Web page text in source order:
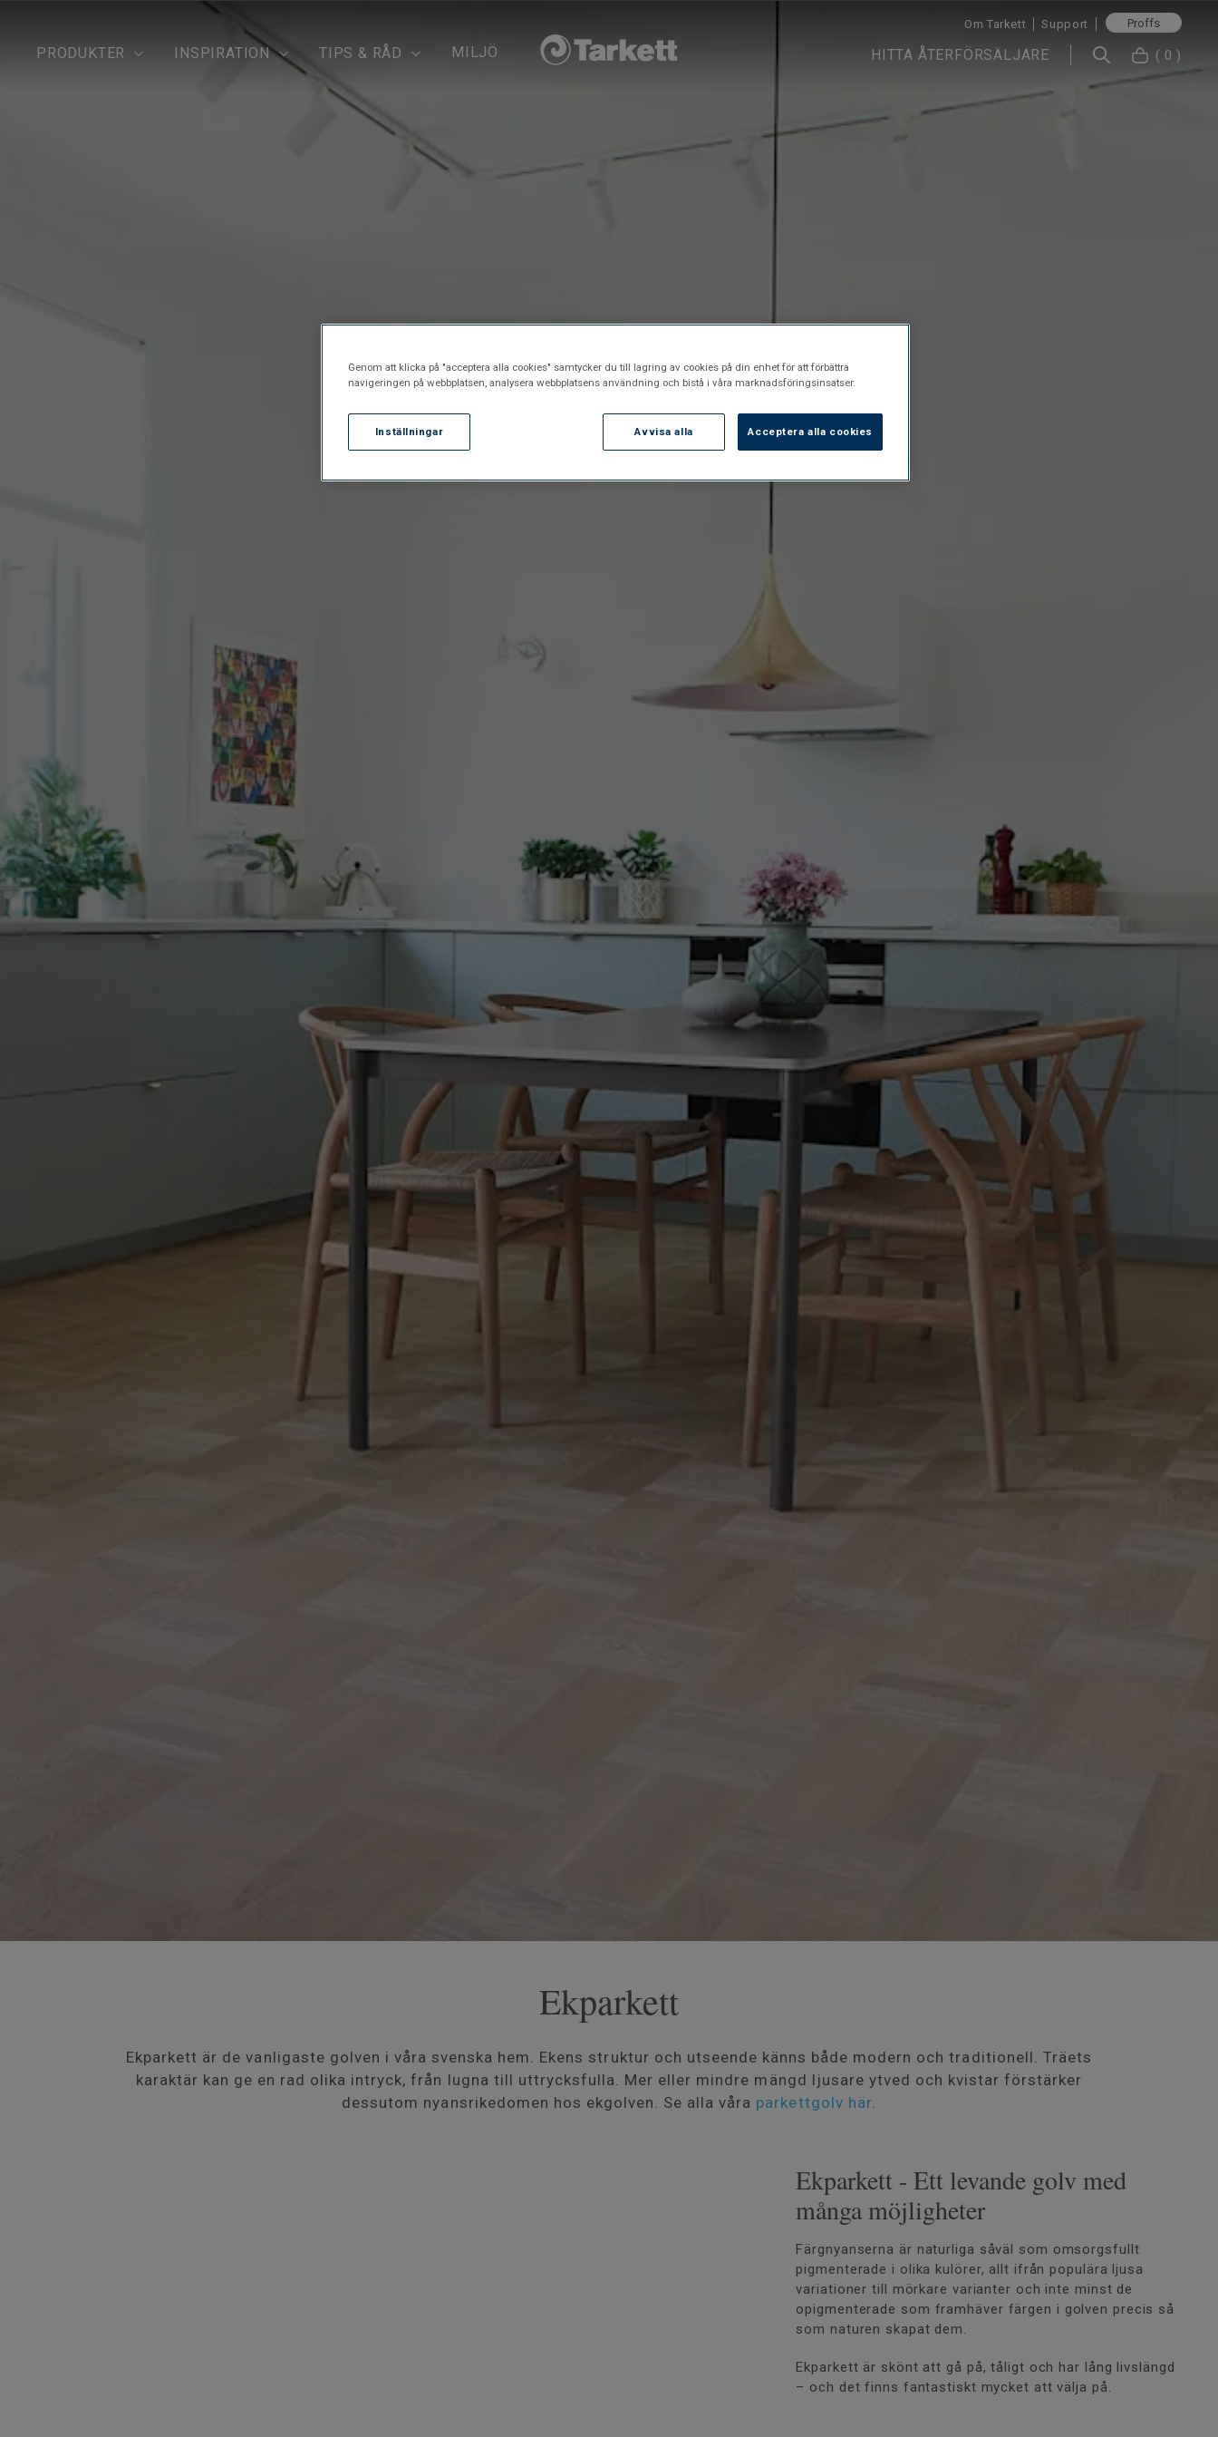
PRODUKTER INSPIRATION TIPS & RÅD MILJÖ
Om Tarkett Support Proffs
HITTA ÅTERFÖRSÄLJARE ( 0 )
Ekparkett
Ekparkett är de vanligaste golven i våra svenska hem. Ekens struktur och utseende känns både modern och traditionell. Träets
karaktär kan ge en rad olika intryck, från lugna till uttrycksfulla. Mer eller mindre mängd ljusare ytved och kvistar förstärker
dessutom nyansrikedomen hos ekgolven. Se alla våra parkettgolv här.
Ekparkett - Ett levande golv med
många möjligheter
Färgnyanserna är naturliga såväl som omsorgsfullt
pigmenterade i olika kulörer, allt ifrån populära ljusa
variationer till mörkare varianter och inte minst de
opigmenterade som framhäver färgen i golven precis så
som naturen skapat dem.
Ekparkett är skönt att gå på, tåligt och har lång livslängd
– och det finns fantastiskt mycket att välja på.
Genom att klicka på "acceptera alla cookies" samtycker du till lagring av cookies på din enhet för att förbättra
navigeringen på webbplatsen, analysera webbplatsens användning och bistå i våra marknadsföringsinsatser.
Avvisa alla Acceptera alla cookies
Inställningar